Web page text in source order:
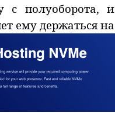
с полуоборота,
ему держаться